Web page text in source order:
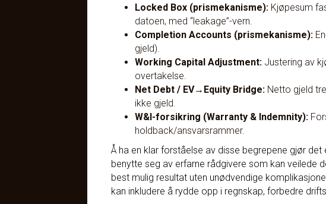
Locked Box (pris­mekanisme): Kjøpesum
datoen, med “leakage”-vern.
Completion Accounts (pris­mekanisme):
gjeld).
Working Capital Adjustment: Justering av
overtakelse.
Net Debt / EV→Equity Bridge: Netto gjeld
ikke gjeld.
W&I-forsikring (Warranty & Indemnity):
holdback/ansvarsrammer.
Å ha en klar forståelse av disse begrepene gjør
benytte seg av erfarne rådgivere som kan veilede
best mulig resultat uten unødvendige
kan inkludere å rydde opp i regnskap, forbedre